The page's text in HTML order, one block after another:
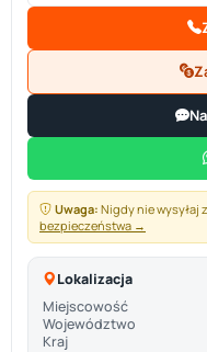
Uwaga: Nigdy nie wysyłaj
bezpieczeństwa →
Lokalizacja
Miejscowość
Województwo
Kraj